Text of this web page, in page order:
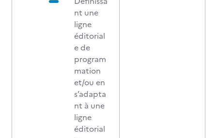
nt une
ligne
éditorial
e de
program
mation
et/ou en
s’adapta
nt à une
ligne
éditorial